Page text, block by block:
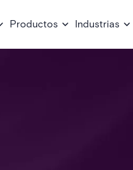
Productos Industrias